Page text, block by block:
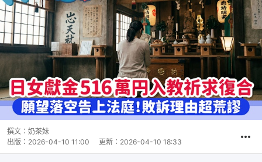
撰文： 奶茶妹
出版： 2026-04-10 11:00 更新： 2026-04-10 18:33